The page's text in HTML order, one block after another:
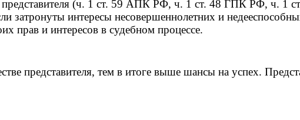
представителя (ч. 1 ст. 59 АПК РФ, ч. 1 ст. 48 ГПК РФ, ч. 1
затронуты интересы несовершеннолетних и
прав и интересов в судебном процессе.
представителя, тем в итоге выше шансы на успех.